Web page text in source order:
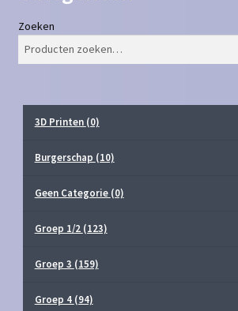
Zoeken
3D Printen (0)
Burgerschap (10)
Geen Categorie (0)
Groep 1/2 (123)
Groep 3 (159)
Groep 4 (94)